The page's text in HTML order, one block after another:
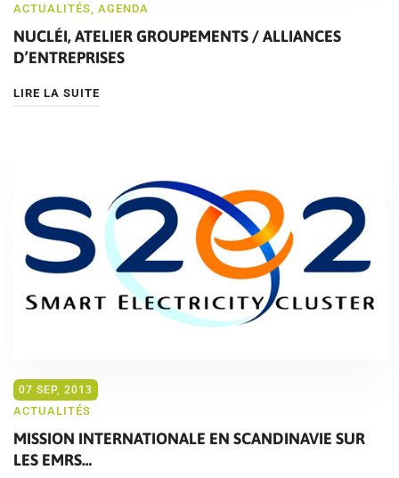
ACTUALITÉS AGENDA
NUCLÉI, ATELIER GROUPEMENTS / ALLIANCES
D’ENTREPRISES
LIRE LA SUITE
07 SEP, 2013
ACTUALITÉS
MISSION INTERNATIONALE EN SCANDINAVIE SUR
LES EMRS…